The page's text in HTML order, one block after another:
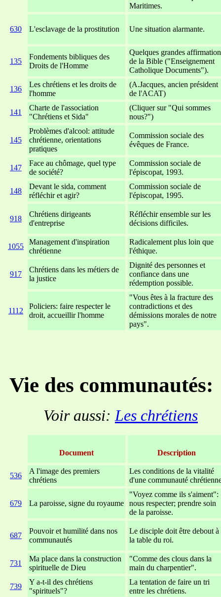
Maritimes.
630 L'esclavage de la prostitution Une situation alarmante.
135
Fondements bibliques des
Droits de l'Homme
Quelques grandes
de la Bible ("Enseignement
Catholique Documents").
136
Les chrétiens et les droits de
l'homme
(A.Jacques, ancien président
de l'ACAT)
141
Charte de l'association
"Chrétiens et Sida"
(Cliquer sur "Qui sommes
nous?")
145
Problèmes d'alcool: attitude
chrétienne, orientations
pratiques
Commission sociale des
évêques de France.
147
Face au chômage, quel type
de société?
Commission sociale de
l'épiscopat, 1993.
148
Devant le sida, comment
réfléchir et agir?
Commission sociale de
l'épiscopat, 1995.
918
Chrétiens dirigeants
d'entreprise
Réfléchir ensemble sur les
décisions difficiles.
1055
Management d'inspiration
chrétienne
Radicalement plus loin que
l'éthique.
917
Chrétiens dans les métiers de
la justice
Dignité des personnes et
confiance dans une
rédemption possible.
1112
Policiers: faire respecter le
droit, accueillir l'homme
"Vous êtes à la fracture des
contradictions et des
démissions morales de notre
pays".
Vie des communautés:
Voir aussi: Les chrétiens
Document Description
536
A l'image des premiers
chrétiens
Les conditions de la vitalité
d'une communauté
679 La paroisse, signe du royaume
"Voyez comme ils s'aiment":
nous respecter; prendre soin
de la paroisse.
687
Pouvoir et humilité dans nos
communautés
Le disciple doit être debout à
la table du roi.
731
Ma place dans la construction
spirituelle de Dieu
"Comme des clous dans la
main du charpentier".
739
Y a-t-il des chrétiens
"spirituels"?
La tentation de faire un tri
entre les chrétiens.